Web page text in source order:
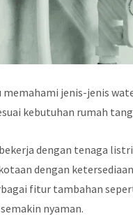
jenis-jenis
kebutuhan rumah
dengan tenaga
dengan
fitur tambahan
nyaman.